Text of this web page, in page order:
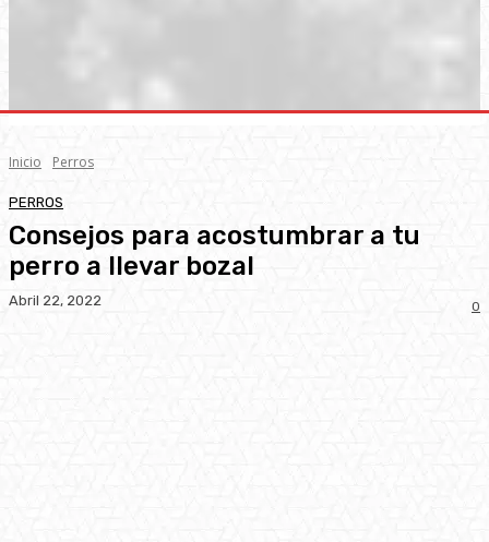
Inicio Perros
PERROS
Consejos para acostumbrar a tu
perro a llevar bozal
Abril 22, 2022 0